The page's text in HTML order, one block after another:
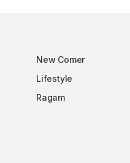
New Comer
Lifestyle
Ragam